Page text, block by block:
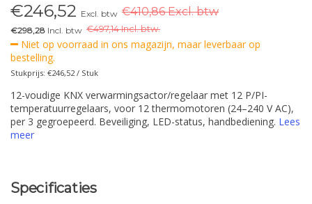
€246,52 Excl. btw €410,86 Excl. btw
€298,28 Incl. btw €497,14 Incl. btw.
Niet op voorraad in ons magazijn, maar leverbaar op
bestelling.
Stukprijs: €246,52 / Stuk
12-voudige KNX verwarmingsactor/regelaar met 12 P/PI-
temperatuurregelaars, voor 12 thermomotoren (24–240 V AC),
per 3 gegroepeerd. Beveiliging, LED-status, handbediening. Lees
meer
Specificaties